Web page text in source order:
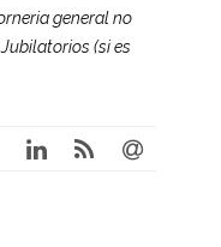
general no
(si es